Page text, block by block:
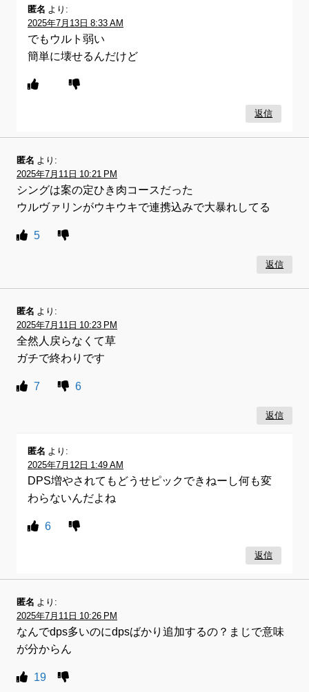
匿名 より:
2025年7月13日 8:33 AM
でもウルト弱い
簡単に壊せるんだけど
返信
匿名 より:
2025年7月11日 10:21 PM
シングは案の定ひき肉コースだった
ウルヴァリンがウキウキで連携込みで大暴れしてる
5
返信
匿名 より:
2025年7月11日 10:23 PM
全然人戻らなくて草
ガチで終わりです
7 6
返信
匿名 より:
2025年7月12日 1:49 AM
DPS増やされてもどうせピックできねーし何も変
わらないんだよね
6
返信
匿名 より:
2025年7月11日 10:26 PM
なんでdps多いのにdpsばかり追加するの？まじで意味
が分からん
19